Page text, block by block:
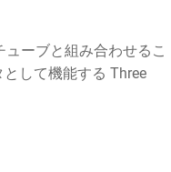
ーブと組み合わせるこ
して機能する Three